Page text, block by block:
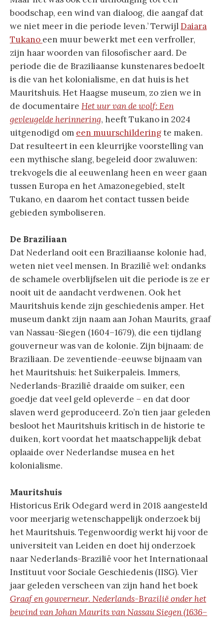
boodschap, een wind van dialoog, die aangaf dat
we niet meer in die periode leven.’ TerwijlDaiara
Tukano een muur bewerkt met een verfroller,
zijn haar woorden van filosofischer aard. De
periode die de Braziliaanse kunstenares bedoelt
is die van het kolonialisme, en dat huis is het
Mauritshuis. Het Haagse museum, zo zien we in
de documentaire Het uur van de wolf: Een
gevleugelde herinnering, heeft Tukano in 2024
uitgenodigd om een muurschilderingte maken.
Dat resulteert in een kleurrijke voorstelling van
een mythische slang, begeleid door zwaluwen:
trekvogels die al eeuwenlang heen en weer gaan
tussen Europa en het Amazonegebied, stelt
Tukano, en daarom het contact tussen beide
gebieden symboliseren.
De Braziliaan
Dat Nederland ooit een Braziliaanse kolonie had,
weten niet veel mensen. In Brazilië wel: ondanks
de schamele overblijfselen uit die periode is ze er
nooit uit de aandacht verdwenen. Ook het
Mauritshuis kende zijn geschiedenis amper. Het
museum dankt zijn naam aan Johan Maurits, graaf
van Nassau-Siegen (1604–1679), die een tijdlang
gouverneur was van de kolonie. Zijn bijnaam: de
Braziliaan. De zeventiende-eeuwse bijnaam van
het Mauritshuis: het Suikerpaleis. Immers,
Nederlands-Brazilië draaide om suiker, een
goedje dat veel geld opleverde – en dat door
slaven werd geproduceerd. Zo’n tien jaar geleden
besloot het Mauritshuis kritisch in de historie te
duiken, kort voordat het maatschappelijk debat
oplaaide over Nederlandse musea en het
kolonialisme.
Mauritshuis
Historicus Erik Odegard werd in 2018 aangesteld
voor meerjarig wetenschappelijk onderzoek bij
het Mauritshuis. Tegenwoordig werkt hij voor de
universiteit van Leiden en doet hij onderzoek
naar Nederlands-Brazilië voor het Internationaal
Instituut voor Sociale Geschiedenis (IISG). Vier
jaar geleden verscheen van zijn hand het boek
Graaf en gouverneur. Nederlands-Brazilië onder het
bewind van Johan Maurits van Nassau Siegen (1636–